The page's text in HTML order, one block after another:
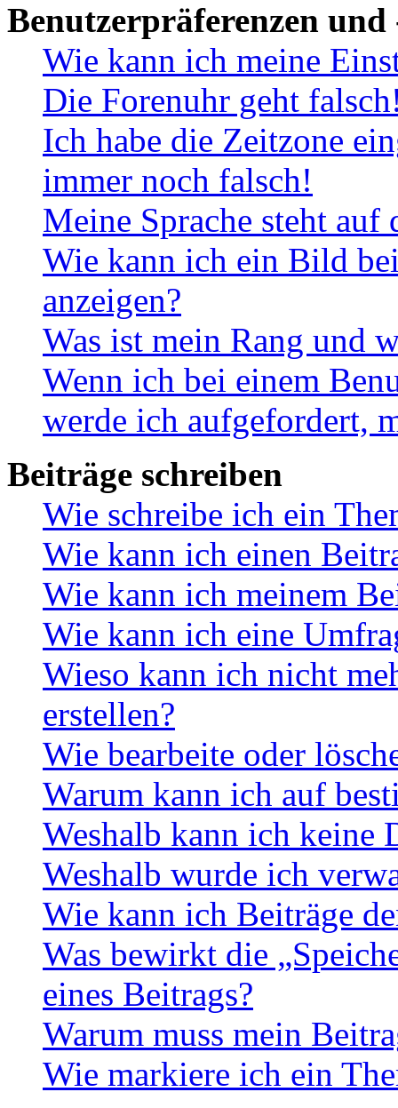
Benutzerpräferenzen und
Wie kann ich meine
Die Forenuhr geht
Ich habe die Zeitzone
immer noch falsch!
Meine Sprache steht
Wie kann ich ein Bild
anzeigen?
Was ist mein Rang und
Wenn ich bei einem
werde ich aufgefordert,
Beiträge schreiben
Wie schreibe ich ein
Wie kann ich einen
Wie kann ich meinem
Wie kann ich eine
Wieso kann ich nicht
erstellen?
Wie bearbeite oder
Warum kann ich auf
Weshalb kann ich keine
Weshalb wurde ich
Wie kann ich Beiträge
Was bewirkt die
eines Beitrags?
Warum muss mein
Wie markiere ich ein